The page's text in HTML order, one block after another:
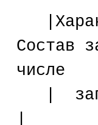
числе
|